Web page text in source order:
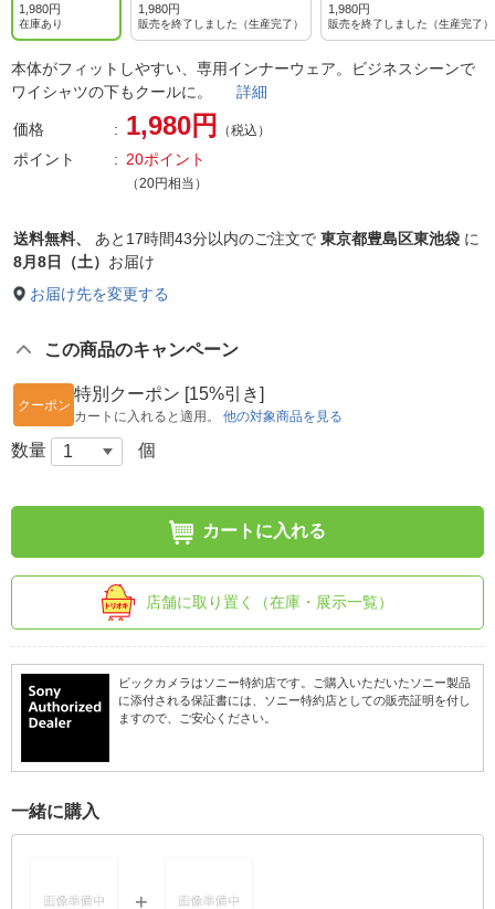
1,980円
在庫あり
1,980円
販売を終了しました（生産完了）
1,980円
販売を終了しました（生産完了）
本体がフィットしやすい、専用インナーウェア。ビジネスシーンで
ワイシャツの下もクールに。 詳細
価格 1,980円 （税込）
ポイント 20ポイント
（20円相当）
送料無料、 あと 17時間43分以内のご注文で 東京都豊島区東池袋 に
8月8日（土） お届け
お届け先を変更する
この商品のキャンペーン
クーポン
特別クーポン [15%引き]
カートに入れると適用。 他の対象商品を見る
数量 個
カートに入れる
店舗に取り置く（在庫・展示一覧）
ビックカメラはソニー特約店です。ご購入いただいたソニー製品
に添付される保証書には、ソニー特約店としての販売証明を付し
ますので、ご安心ください。
一緒に購入